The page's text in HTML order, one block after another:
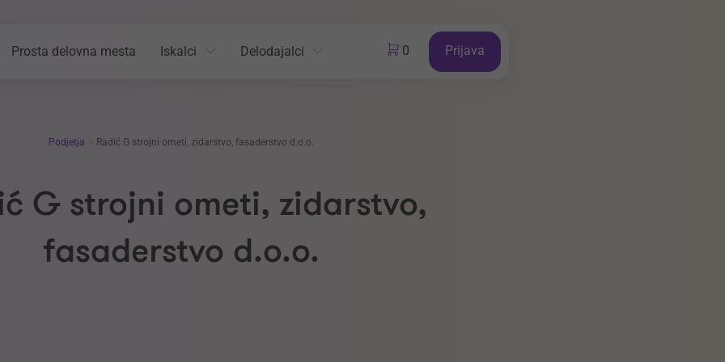
Prosta delovna mesta Iskalci Delodajalci 0 Prijava
Podjetja Radić G strojni ometi, zidarstvo, fasaderstvo d.o.o.
G strojni ometi, zidarstvo,
fasaderstvo d.o.o.